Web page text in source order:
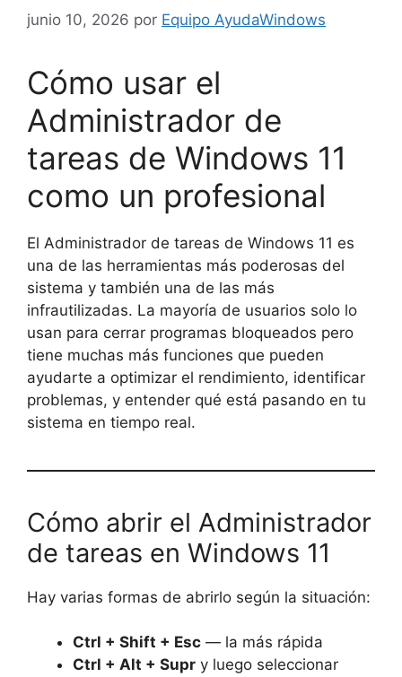
junio 10, 2026 por Equipo AyudaWindows
Cómo usar el
Administrador de
tareas de Windows 11
como un profesional
El Administrador de tareas de Windows 11 es
una de las herramientas más poderosas del
sistema y también una de las más
infrautilizadas. La mayoría de usuarios solo lo
usan para cerrar programas bloqueados pero
tiene muchas más funciones que pueden
ayudarte a optimizar el rendimiento, identificar
problemas, y entender qué está pasando en tu
sistema en tiempo real.
Cómo abrir el Administrador
de tareas en Windows 11
Hay varias formas de abrirlo según la situación:
Ctrl + Shift + Esc — la más rápida
Ctrl + Alt + Supr y luego seleccionar